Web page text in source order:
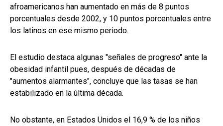
afroamericanos han aumentado en más de 8 puntos
porcentuales desde 2002, y 10 puntos porcentuales entre
los latinos en ese mismo periodo.
El estudio destaca algunas "señales de progreso" ante la
obesidad infantil pues, después de décadas de
"aumentos alarmantes", concluye que las tasas se han
estabilizado en la última década.
No obstante, en Estados Unidos el 16,9 % de los niños